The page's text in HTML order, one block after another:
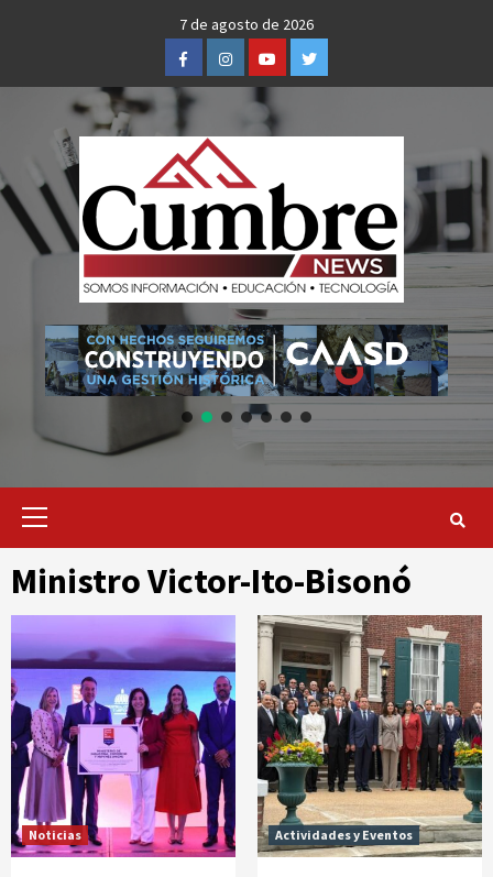
7 de agosto de 2026
FacebookInstagramYoutubeTwitter
Primary
Ministro Victor-Ito-Bisonó
Noticias Actividades y Eventos